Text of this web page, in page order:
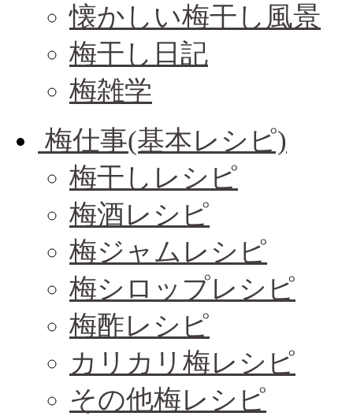
懐かしい梅干し風景
梅干し日記
梅雑学
梅仕事(基本レシピ)
梅干しレシピ
梅酒レシピ
梅ジャムレシピ
梅シロップレシピ
梅酢レシピ
カリカリ梅レシピ
その他梅レシピ